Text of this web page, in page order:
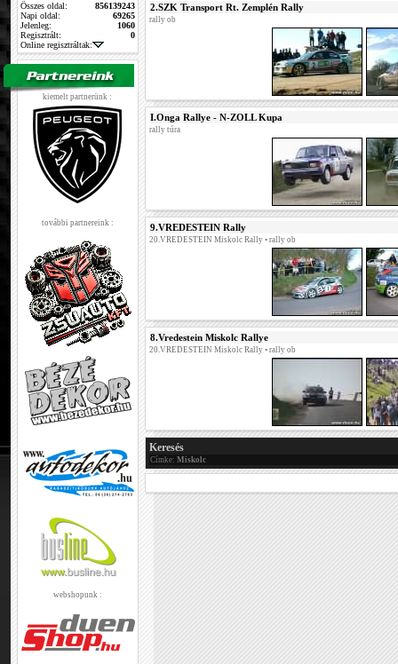
Összes oldal:
856139243
Napi oldal:
69265
Jelenleg:
1060
Regisztrált:
0
Online regisztráltak:
kiemelt partnerünk :
további partnereink :
webshopunk :
2.SZK Transport Rt. Zemplén Rally
rally ob
I.Onga Rallye - N-ZOLL Kupa
rally túra
9.VREDESTEIN Rally
20.VREDESTEIN Miskolc Rally • rally ob
8.Vredestein Miskolc Rallye
20.VREDESTEIN Miskolc Rally • rally ob
Keresés
Címke: Miskolc